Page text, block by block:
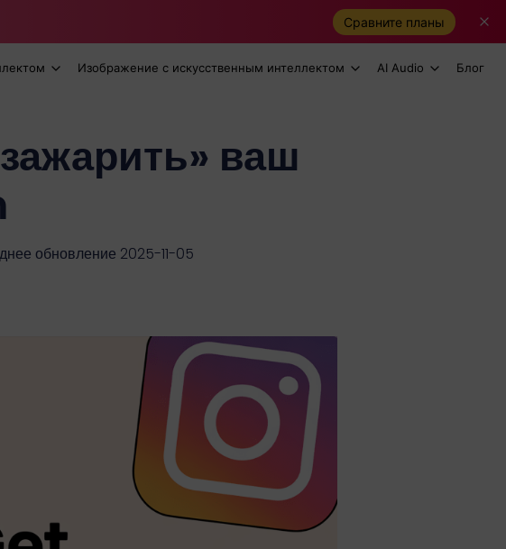
Сравните планы
Изображение с искусственным интеллектом AI Audio Блог
ваш
обновление 2025-11-05